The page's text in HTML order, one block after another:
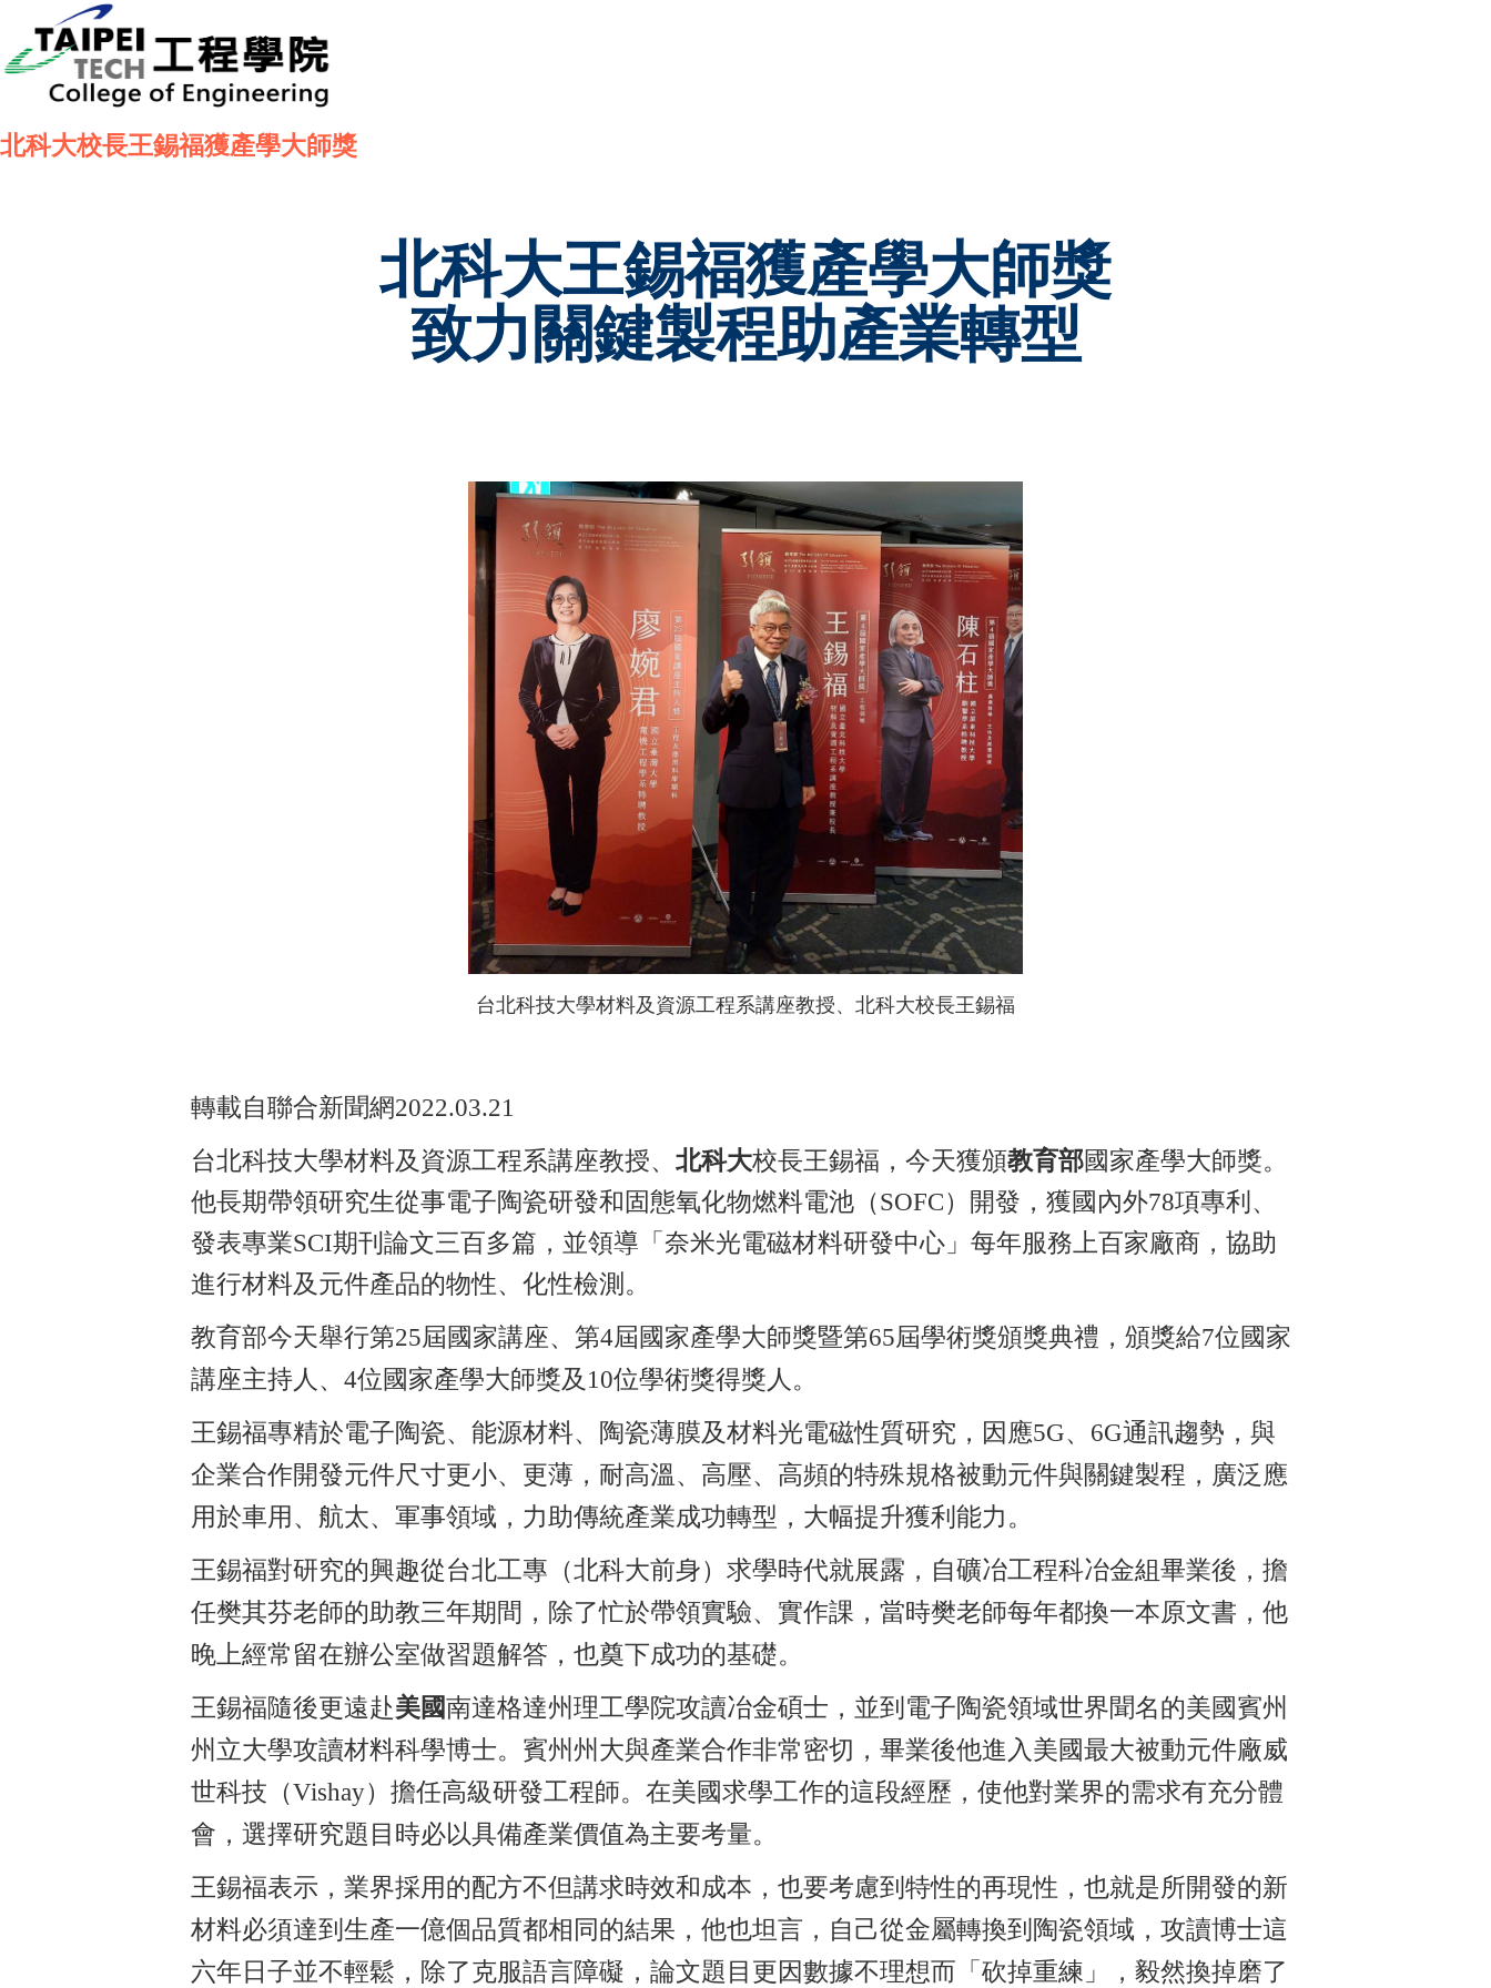
北科大校長王錫福獲產學大師獎
北科大王錫福獲產學大師獎
致力關鍵製程助產業轉型
台北科技大學材料及資源工程系講座教授、北科大校長王錫福
轉載自聯合新聞網2022.03.21
台北科技大學材料及資源工程系講座教授、 北科大校長王錫福，今天獲頒教育部國家產學大師獎。
他長期帶領研究生從事電子陶瓷研發和固態氧化物燃料電池（SOFC）開發，獲國內外78項專利、
發表專業SCI期刊論文三百多篇，並領導「奈米光電磁材料研發中心」每年服務上百家廠商，協助
進行材料及元件產品的物性、化性檢測。
教育部今天舉行第25屆國家講座、第4屆國家產學大師獎暨第65屆學術獎頒獎典禮，頒獎給7位國家
講座主持人、4位國家產學大師獎及10位學術獎得獎人。
王錫福專精於電子陶瓷、能源材料、陶瓷薄膜及材料光電磁性質研究，因應5G、6G通訊趨勢，與
企業合作開發元件尺寸更小、更薄，耐高溫、高壓、高頻的特殊規格被動元件與關鍵製程，廣泛應
用於車用、航太、軍事領域，力助傳統產業成功轉型，大幅提升獲利能力。
王錫福對研究的興趣從台北工專（北科大前身）求學時代就展露，自礦冶工程科冶金組畢業後，擔
任樊其芬老師的助教三年期間，除了忙於帶領實驗、實作課，當時樊老師每年都換一本原文書，他
晚上經常留在辦公室做習題解答，也奠下成功的基礎。
王錫福隨後更遠赴美國南達格達州理工學院攻讀冶金碩士，並到電子陶瓷領域世界聞名的美國賓州
州立大學攻讀材料科學博士。賓州州大與產業合作非常密切，畢業後他進入美國最大被動元件廠威
世科技（Vishay）擔任高級研發工程師。在美國求學工作的這段經歷，使他對業界的需求有充分體
會，選擇研究題目時必以具備產業價值為主要考量。
王錫福表示，業界採用的配方不但講求時效和成本，也要考慮到特性的再現性，也就是所開發的新
材料必須達到生產一億個品質都相同的結果，他也坦言，自己從金屬轉換到陶瓷領域，攻讀博士這
六年日子並不輕鬆，除了克服語言障礙，論文題目更因數據不理想而「砍掉重練」，毅然換掉磨了